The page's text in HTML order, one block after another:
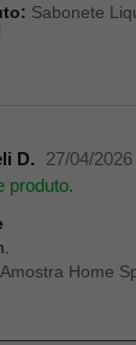
Sabonete
D.
27/04/2026
produto.
Amostra Home